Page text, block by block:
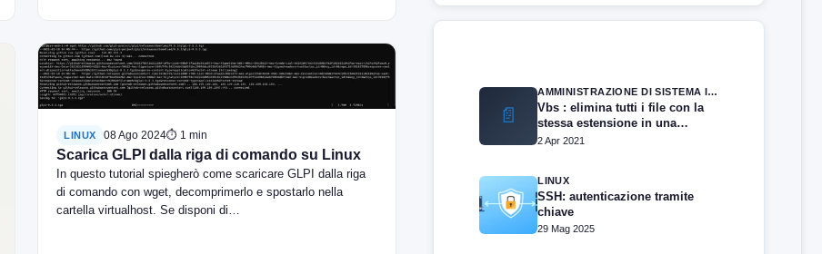
LINUX 08 Ago 2024⏱ 1 min
Scarica GLPI dalla riga di comando su Linux
In questo tutorial spiegherò come scaricare GLPI dalla riga
di comando con wget, decomprimerlo e spostarlo nella
cartella virtualhost. Se disponi di…
📄
AMMINISTRAZIONE DI SISTEMA IN WINDOWS SERVER
Vbs : elimina tutti i file con la
stessa estensione in una
cartella
2 Apr 2021
LINUX
SSH: autenticazione tramite
chiave
29 Mag 2025